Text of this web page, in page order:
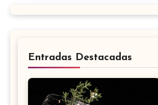
Entradas Destacadas